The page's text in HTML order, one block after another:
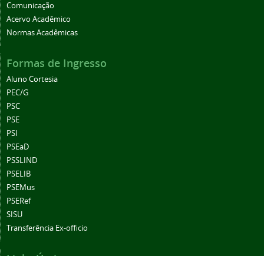
Comunicação
Acervo Acadêmico
Normas Acadêmicas
Formas de Ingresso
Aluno Cortesia
PEC/G
PSC
PSE
PSI
PSEaD
PSSLIND
PSELIB
PSEMus
PSERef
SISU
Transferência Ex-officio